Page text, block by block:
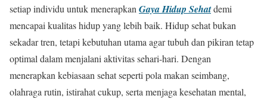
setiap individu untuk menerapkan Gaya Hidup Sehatdemi
mencapai kualitas hidup yang lebih baik. Hidup sehat bukan
sekadar tren, tetapi kebutuhan utama agar tubuh dan pikiran tetap
optimal dalam menjalani aktivitas sehari-hari. Dengan
menerapkan kebiasaan sehat seperti pola makan seimbang,
olahraga rutin, istirahat cukup, serta menjaga kesehatan mental,